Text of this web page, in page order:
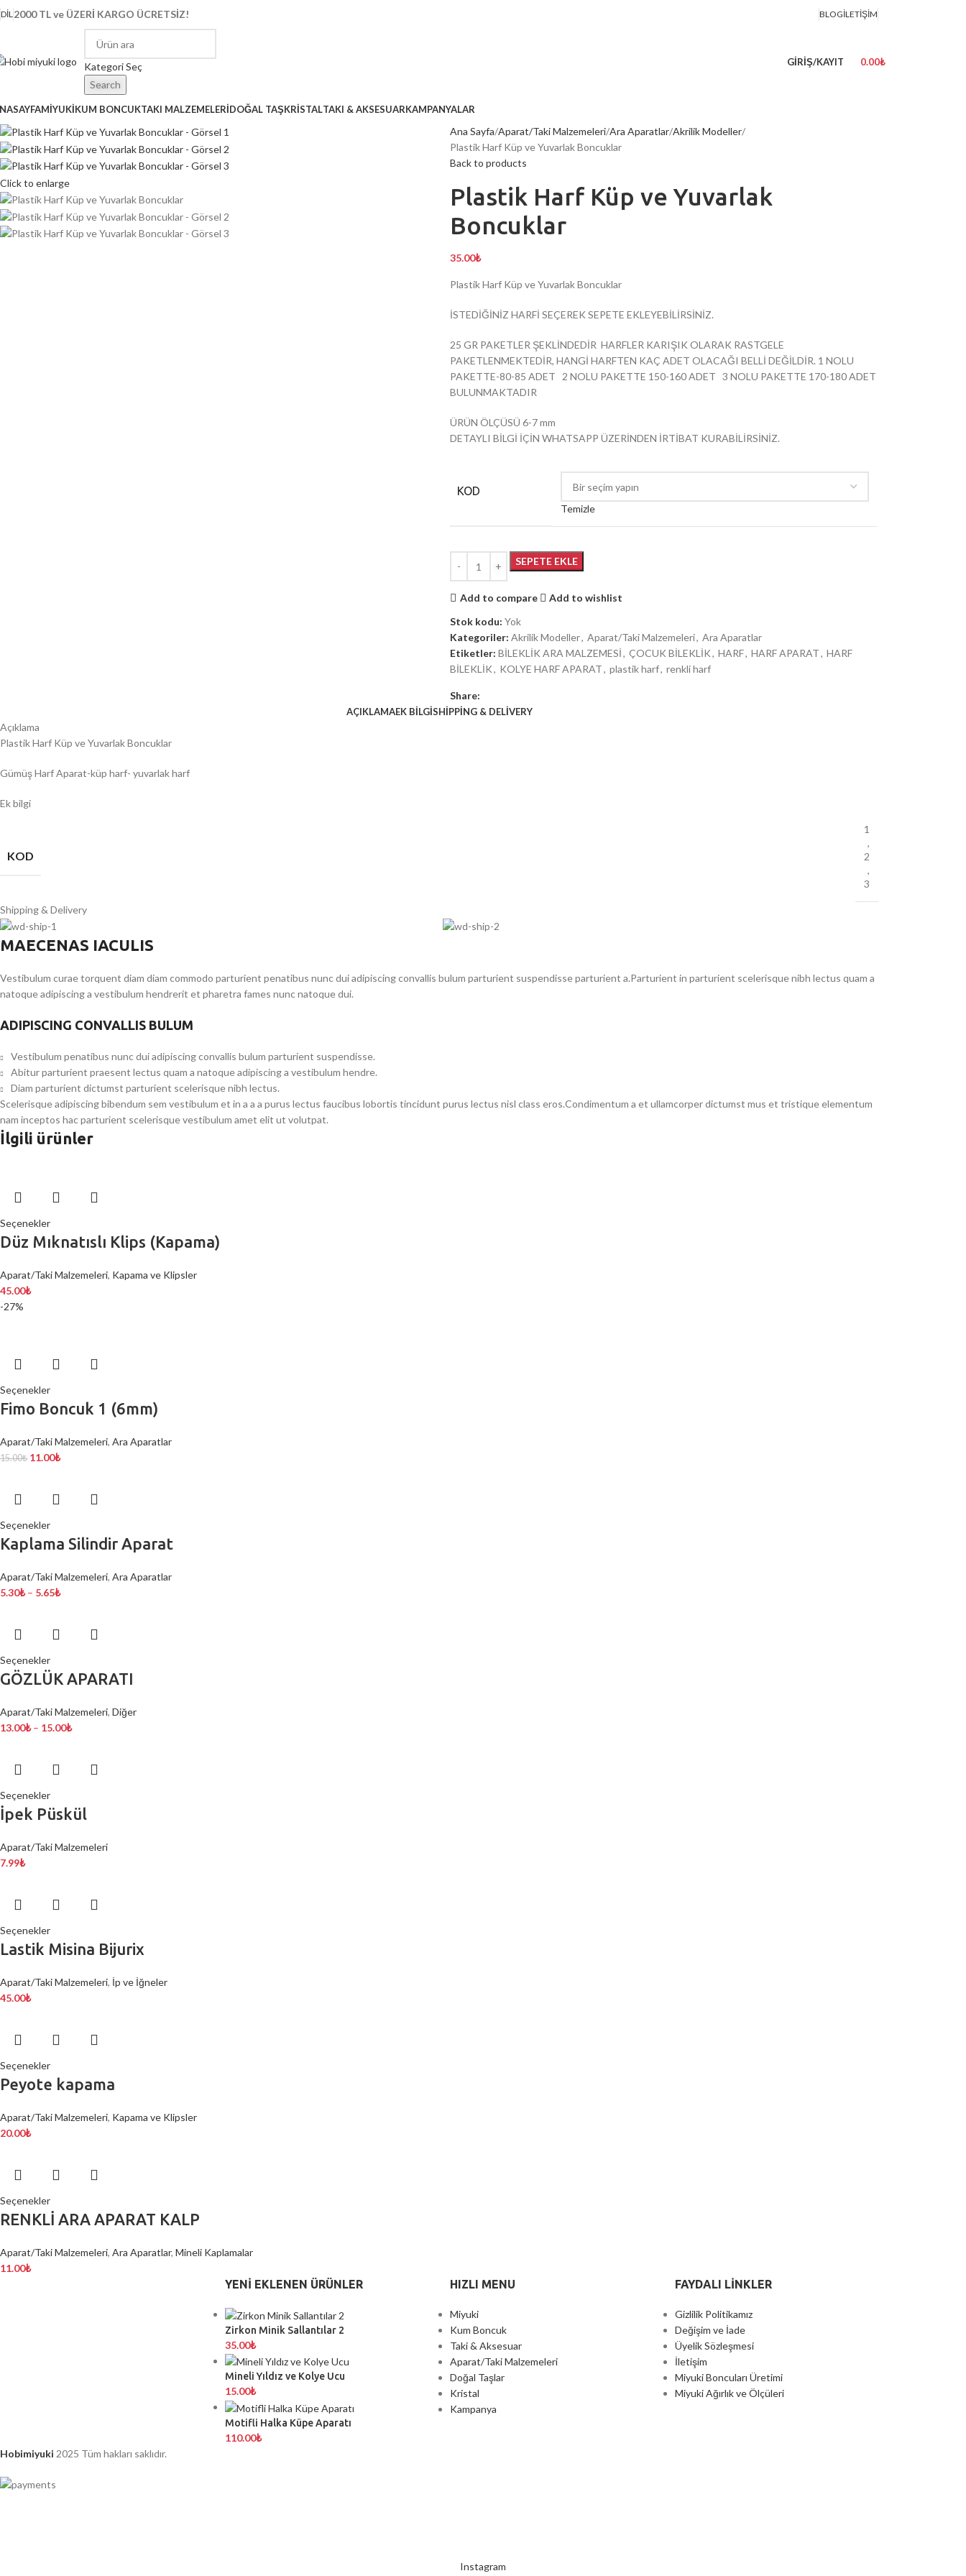
DIL2000 TL ve ÜZERİ KARGO ÜCRETSİZ! BLOGİLETIŞIM
Kategori Seç
Search
GIRIŞ/KAYIT 0.00₺
MİYUKİKUM BONCUKTAKI MALZEMELERİDOĞAL TAŞKRİSTALTAKI & AKSESUARKAMPANYALAR
Click to enlarge
Ana Sayfa Aparat/Taki Malzemeleri Ara Aparatlar Akrilik Modeller
Plastik Harf Küp ve Yuvarlak Boncuklar
Back to products
Plastik Harf Küp ve Yuvarlak
Boncuklar
35.00₺
Plastik Harf Küp ve Yuvarlak Boncuklar
İSTEDİĞİNİZ HARFİ SEÇEREK SEPETE EKLEYEBİLİRSİNİZ.
25 GR PAKETLER ŞEKLİNDEDİR HARFLER KARIŞIK OLARAK RASTGELE
PAKETLENMEKTEDİR, HANGİ HARFTEN KAÇ ADET OLACAĞI BELLİ DEĞİLDİR. 1 NOLU
PAKETTE-80-85 ADET 2 NOLU PAKETTE 150-160 ADET 3 NOLU PAKETTE 170-180 ADET
BULUNMAKTADIR
ÜRÜN ÖLÇÜSÜ 6-7 mm
DETAYLI BİLGİ İÇİN WHATSAPP ÜZERİNDEN İRTİBAT KURABİLİRSİNİZ.
KOD
Temizle
SEPETE EKLE
Add to compare
Add to wishlist
Stok kodu: Yok
Kategoriler: Akrilik Modeller, Aparat/Taki Malzemeleri, Ara Aparatlar
Etiketler: BİLEKLİK ARA MALZEMESİ, ÇOCUK BİLEKLİK, HARF, HARF APARAT, HARF
BİLEKLİK, KOLYE HARF APARAT, plastik harf, renkli harf
Share:
AÇIKLAMAEK BILGISHIPPING & DELIVERY
Açıklama
Plastik Harf Küp ve Yuvarlak Boncuklar
Gümüş Harf Aparat-küp harf- yuvarlak harf
Ek bilgi
KOD
1
,
2
,
3
Shipping & Delivery
MAECENAS IACULIS
Vestibulum curae torquent diam diam commodo parturient penatibus nunc dui adipiscing convallis bulum parturient suspendisse parturient a.Parturient in parturient scelerisque nibh lectus quam a
natoque adipiscing a vestibulum hendrerit et pharetra fames nunc natoque dui.
ADIPISCING CONVALLIS BULUM
Vestibulum penatibus nunc dui adipiscing convallis bulum parturient suspendisse.
Abitur parturient praesent lectus quam a natoque adipiscing a vestibulum hendre.
Diam parturient dictumst parturient scelerisque nibh lectus.
Scelerisque adipiscing bibendum sem vestibulum et in a a a purus lectus faucibus lobortis tincidunt purus lectus nisl class eros.Condimentum a et ullamcorper dictumst mus et tristique elementum
nam inceptos hac parturient scelerisque vestibulum amet elit ut volutpat.
İlgili ürünler
Seçenekler
Düz Mıknatıslı Klips (Kapama)
Aparat/Taki Malzemeleri, Kapama ve Klipsler
45.00₺
-27%
Seçenekler
Fimo Boncuk 1 (6mm)
Aparat/Taki Malzemeleri, Ara Aparatlar
15.00₺ 11.00₺
Seçenekler
Kaplama Silindir Aparat
Aparat/Taki Malzemeleri, Ara Aparatlar
5.30₺ – 5.65₺
Seçenekler
GÖZLÜK APARATI
Aparat/Taki Malzemeleri, Diğer
13.00₺ – 15.00₺
Seçenekler
İpek Püskül
Aparat/Taki Malzemeleri
7.99₺
Seçenekler
Lastik Misina Bijurix
Aparat/Taki Malzemeleri, İp ve İğneler
45.00₺
Seçenekler
Peyote kapama
Aparat/Taki Malzemeleri, Kapama ve Klipsler
20.00₺
Seçenekler
RENKLİ ARA APARAT KALP
Aparat/Taki Malzemeleri, Ara Aparatlar, Mineli Kaplamalar
11.00₺
YENI EKLENEN ÜRÜNLER
Zirkon Minik Sallantılar 2
35.00₺
Mineli Yıldız ve Kolye Ucu
15.00₺
Motifli Halka Küpe Aparatı
110.00₺
HIZLI MENU
Miyuki
Kum Boncuk
Taki & Aksesuar
Aparat/Taki Malzemeleri
Doğal Taşlar
Kristal
Kampanya
FAYDALI LİNKLER
Gizlilik Politikamız
Değişim ve İade
Üyelik Sözleşmesi
İletişim
Miyuki Boncuları Üretimi
Miyuki Ağırlık ve Ölçüleri
Hobimiyuki 2025 Tüm hakları saklıdır.
Instagram